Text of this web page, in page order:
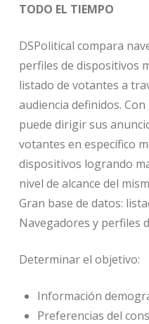
TODO EL TIEMPO
DSPolitical compara
perfiles de dispositivos
listado de votantes a
audiencia definidos.
puede dirigir sus
votantes en específico
dispositivos logrando
nivel de alcance del
Gran base de datos:
Navegadores y perfiles
Determinar el objetivo:
Información
Preferencias del